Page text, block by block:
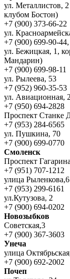
ул. Металлистов,
клубом Бостон)
+7 (900) 373-66-22
ул.
+7 (900) 699-90-
ул. Бежицкая, 1,
Мандарин)
+7 (900) 699-98-11
ул. Рылеева, 53
+7 (952) 960-35-53
ул. Авиационная,
+7 (950) 694-2828
Проспект Станке
+7 (953) 284-6565
ул. Пушкина, 70
+7 (900) 699-0770
Смоленск
Проспект
+7 (951) 707-1212
улица
+7 (953) 299-6161
ул.Кутузова, 2
+7 (900) 694-0202
Новозыбков
Советская,3
+7 (900) 367-3603
Унеча
улица
+7 (900) 692-2002
Почеп